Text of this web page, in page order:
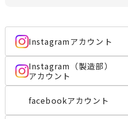
Instagramアカウント
Instagram（製造部）
アカウント
facebookアカウント